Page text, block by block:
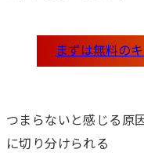
つまらないと感じる原
に切り分けられる